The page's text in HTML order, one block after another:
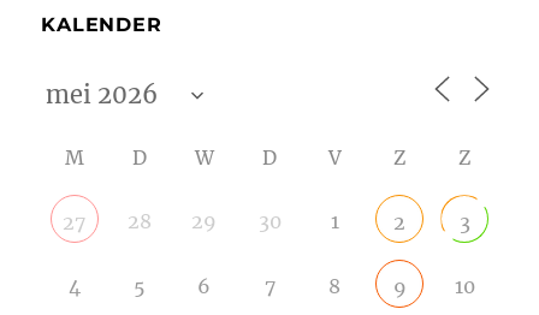
KALENDER
M D W D V Z Z
27 28 29 30 1 2 3
4 5 6 7 8 9 10